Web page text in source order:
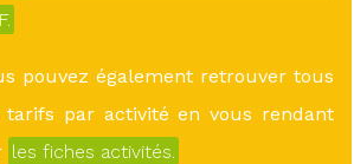
pouvez également retrouver tous
tarifs par activité en vous rendant
les fiches activités.